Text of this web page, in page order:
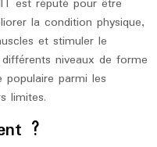
est réputé pour être
la condition physique,
et stimuler le
niveaux de forme
parmi les
limites.
?